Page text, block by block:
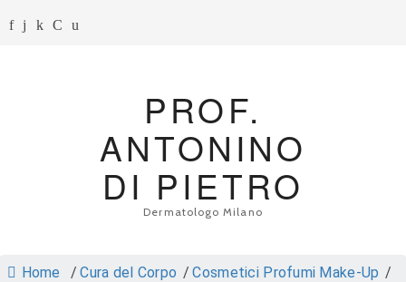
PROF.
ANTONINO
DI PIETRO
Dermatologo Milano
Home / Cura del Corpo / Cosmetici Profumi Make-Up /